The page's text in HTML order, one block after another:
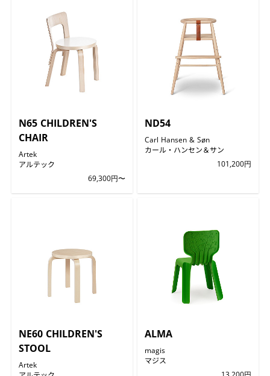
N65 CHILDREN'S
CHAIR
Artek
アルテック
69,300円〜
ND54
Carl Hansen & Søn
カール・ハンセン＆サン
101,200円
NE60 CHILDREN'S
STOOL
Artek
ALMA
magis
マジス